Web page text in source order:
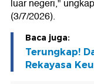
luar negeri,"
(3/7/2026).
Baca juga:
Terungkap!
Rekayasa